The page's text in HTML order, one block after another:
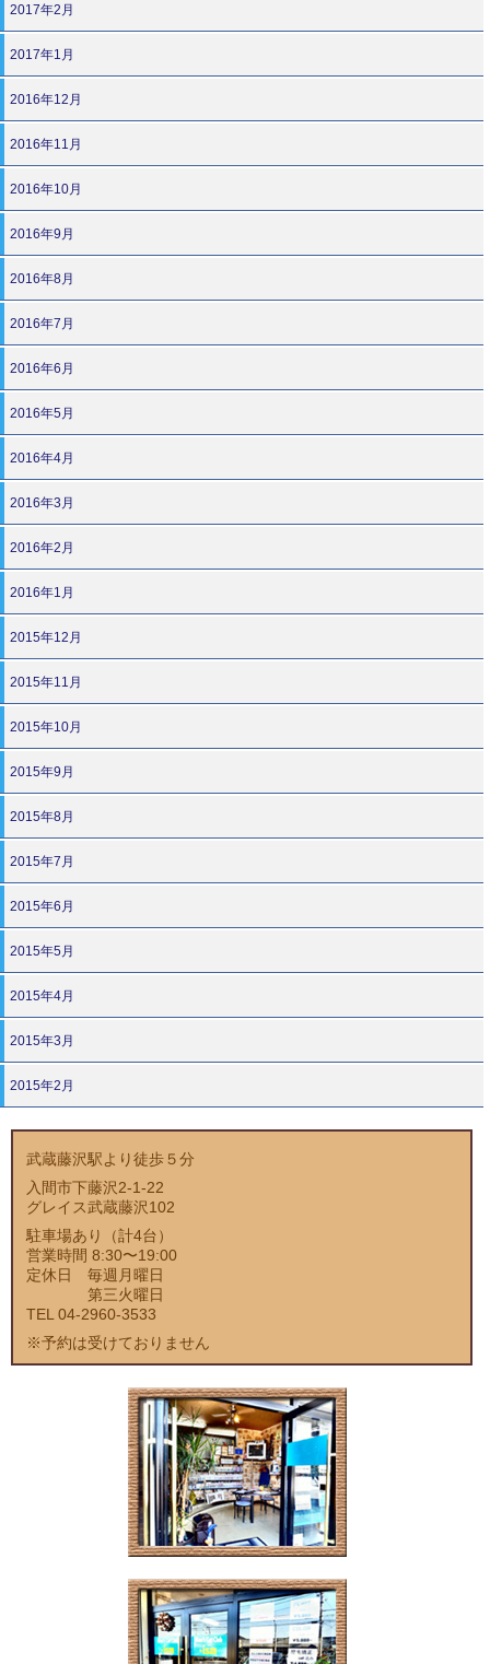
2017年2月
2017年1月
2016年12月
2016年11月
2016年10月
2016年9月
2016年8月
2016年7月
2016年6月
2016年5月
2016年4月
2016年3月
2016年2月
2016年1月
2015年12月
2015年11月
2015年10月
2015年9月
2015年8月
2015年7月
2015年6月
2015年5月
2015年4月
2015年3月
2015年2月
武蔵藤沢駅より徒歩５分
入間市下藤沢2-1-22
グレイス武蔵藤沢102
駐車場あり（計4台）
営業時間 8:30〜19:00
定休日 毎週月曜日
第三火曜日
TEL 04-2960-3533
※予約は受けておりません